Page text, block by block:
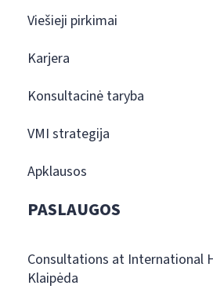
Viešieji pirkimai
Karjera
Konsultacinė taryba
VMI strategija
Apklausos
PASLAUGOS
Consultations at International
Klaipėda